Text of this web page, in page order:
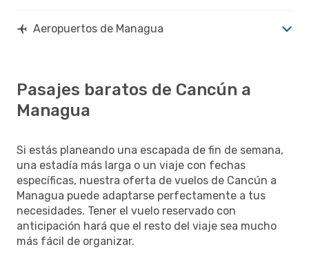
Aeropuertos de Managua
Pasajes baratos de Cancún a
Managua
Si estás planeando una escapada de fin de semana,
una estadía más larga o un viaje con fechas
específicas, nuestra oferta de vuelos de Cancún a
Managua puede adaptarse perfectamente a tus
necesidades. Tener el vuelo reservado con
anticipación hará que el resto del viaje sea mucho
más fácil de organizar.